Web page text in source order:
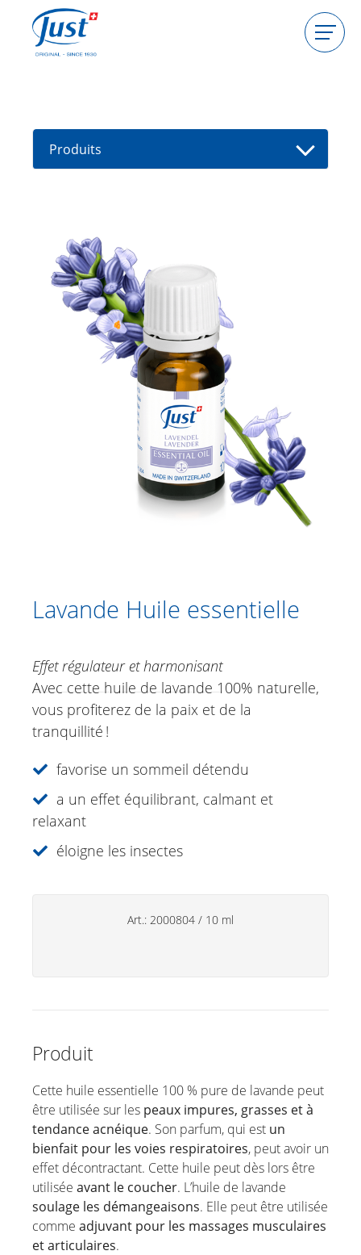
Devenir conseillère
Guides
Produits
Offres
High Light
Bain
Soins de cheveux
Catalogue
Soins corporels
Crèmes à base de plantes
Soins des pieds
Aromathérapie
Lavande Huile essentielle
Arbre à thé | Manuka | Rosalina Huile
essentielle
Antistress Huile essentielle
31 plantes 20ml
Gardenia Roll-on mélange d'huiles
essentielles
Eucalyptus huile essentielle
Lavande Huile essentielle
Effet régulateur et harmonisant
Avec cette huile de lavande 100% naturelle,
vous profiterez de la paix et de la
tranquillité !
favorise un sommeil détendu
a un effet équilibrant, calmant et
relaxant
éloigne les insectes
Art.: 2000804 / 10 ml
Produit
Cette huile essentielle 100 % pure de lavande peut
être utilisée sur les peaux impures, grasses et à
tendance acnéique. Son parfum, qui est un
bienfait pour les voies respiratoires, peut avoir un
effet décontractant. Cette huile peut dès lors être
utilisée avant le coucher. L’huile de lavande
soulage les démangeaisons. Elle peut être utilisée
comme adjuvant pour les massages musculaires
et articulaires.